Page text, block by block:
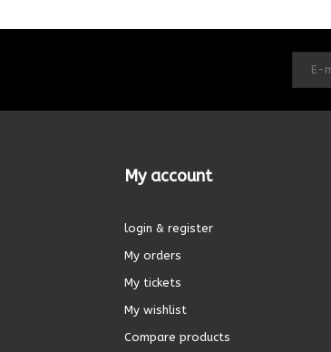
My account
login & register
My orders
My tickets
My wishlist
Compare products